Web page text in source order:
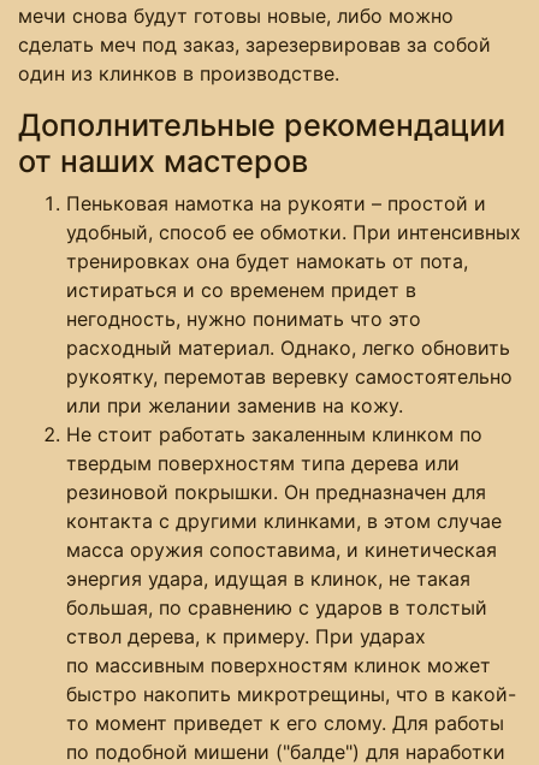
мечи снова будут готовы новые, либо можно
сделать меч под заказ, зарезервировав за собой
один из клинков в производстве.
Дополнительные рекомендации
от наших мастеров
Пеньковая намотка на рукояти – простой и
удобный, способ ее обмотки. При интенсивных
тренировках она будет намокать от пота,
истираться и со временем придет в
негодность, нужно понимать что это
расходный материал. Однако, легко обновить
рукоятку, перемотав веревку самостоятельно
или при желании заменив на кожу.
Не стоит работать закаленным клинком по
твердым поверхностям типа дерева или
резиновой покрышки. Он предназначен для
контакта с другими клинками, в этом случае
масса оружия сопоставима, и кинетическая
энергия удара, идущая в клинок, не такая
большая, по сравнению с ударов в толстый
ствол дерева, к примеру. При ударах
по массивным поверхностям клинок может
быстро накопить микротрещины, что в какой-
то момент приведет к его слому. Для работы
по подобной мишени ("балде") для наработки